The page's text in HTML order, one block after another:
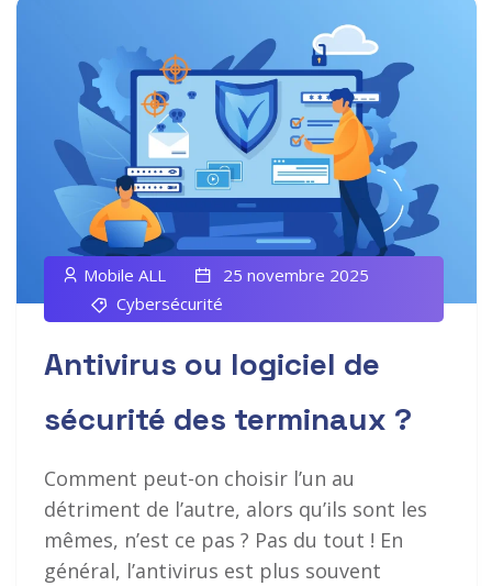
Mobile ALL
25 novembre 2025
Cybersécurité
Antivirus ou logiciel de
sécurité des terminaux ?
Comment peut-on choisir l’un au
détriment de l’autre, alors qu’ils sont les
mêmes, n’est ce pas ? Pas du tout ! En
général, l’antivirus est plus souvent